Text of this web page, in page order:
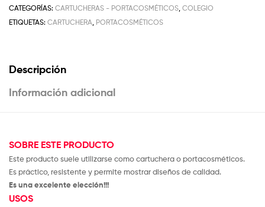
CATEGORÍAS: CARTUCHERAS - PORTACOSMÉTICOS, COLEGIO
ETIQUETAS: CARTUCHERA, PORTACOSMÉTICOS
Descripción
Información adicional
SOBRE ESTE PRODUCTO
Este producto suele utilizarse como cartuchera o portacosméticos.
Es práctico, resistente y permite mostrar diseños de calidad.
Es una excelente elección!!!
USOS